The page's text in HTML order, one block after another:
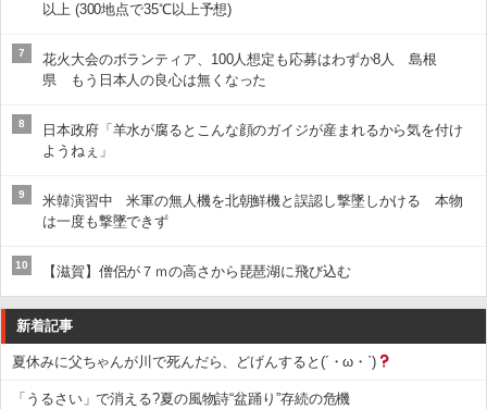
以上 (300地点で35℃以上予想)
7
花火大会のボランティア、100人想定も応募はわずか8人 島根
県 もう日本人の良心は無くなった
8
日本政府「羊水が腐るとこんな顔のガイジが産まれるから気を付け
ようねぇ」
9
米韓演習中 米軍の無人機を北朝鮮機と誤認し撃墜しかける 本物
は一度も撃墜できず
10 【滋賀】僧侶が７ｍの高さから琵琶湖に飛び込む
新着記事
夏休みに父ちゃんが川で死んだら、どげんすると(´・ω・`)
「うるさい」で消える?夏の風物詩“盆踊り”存続の危機